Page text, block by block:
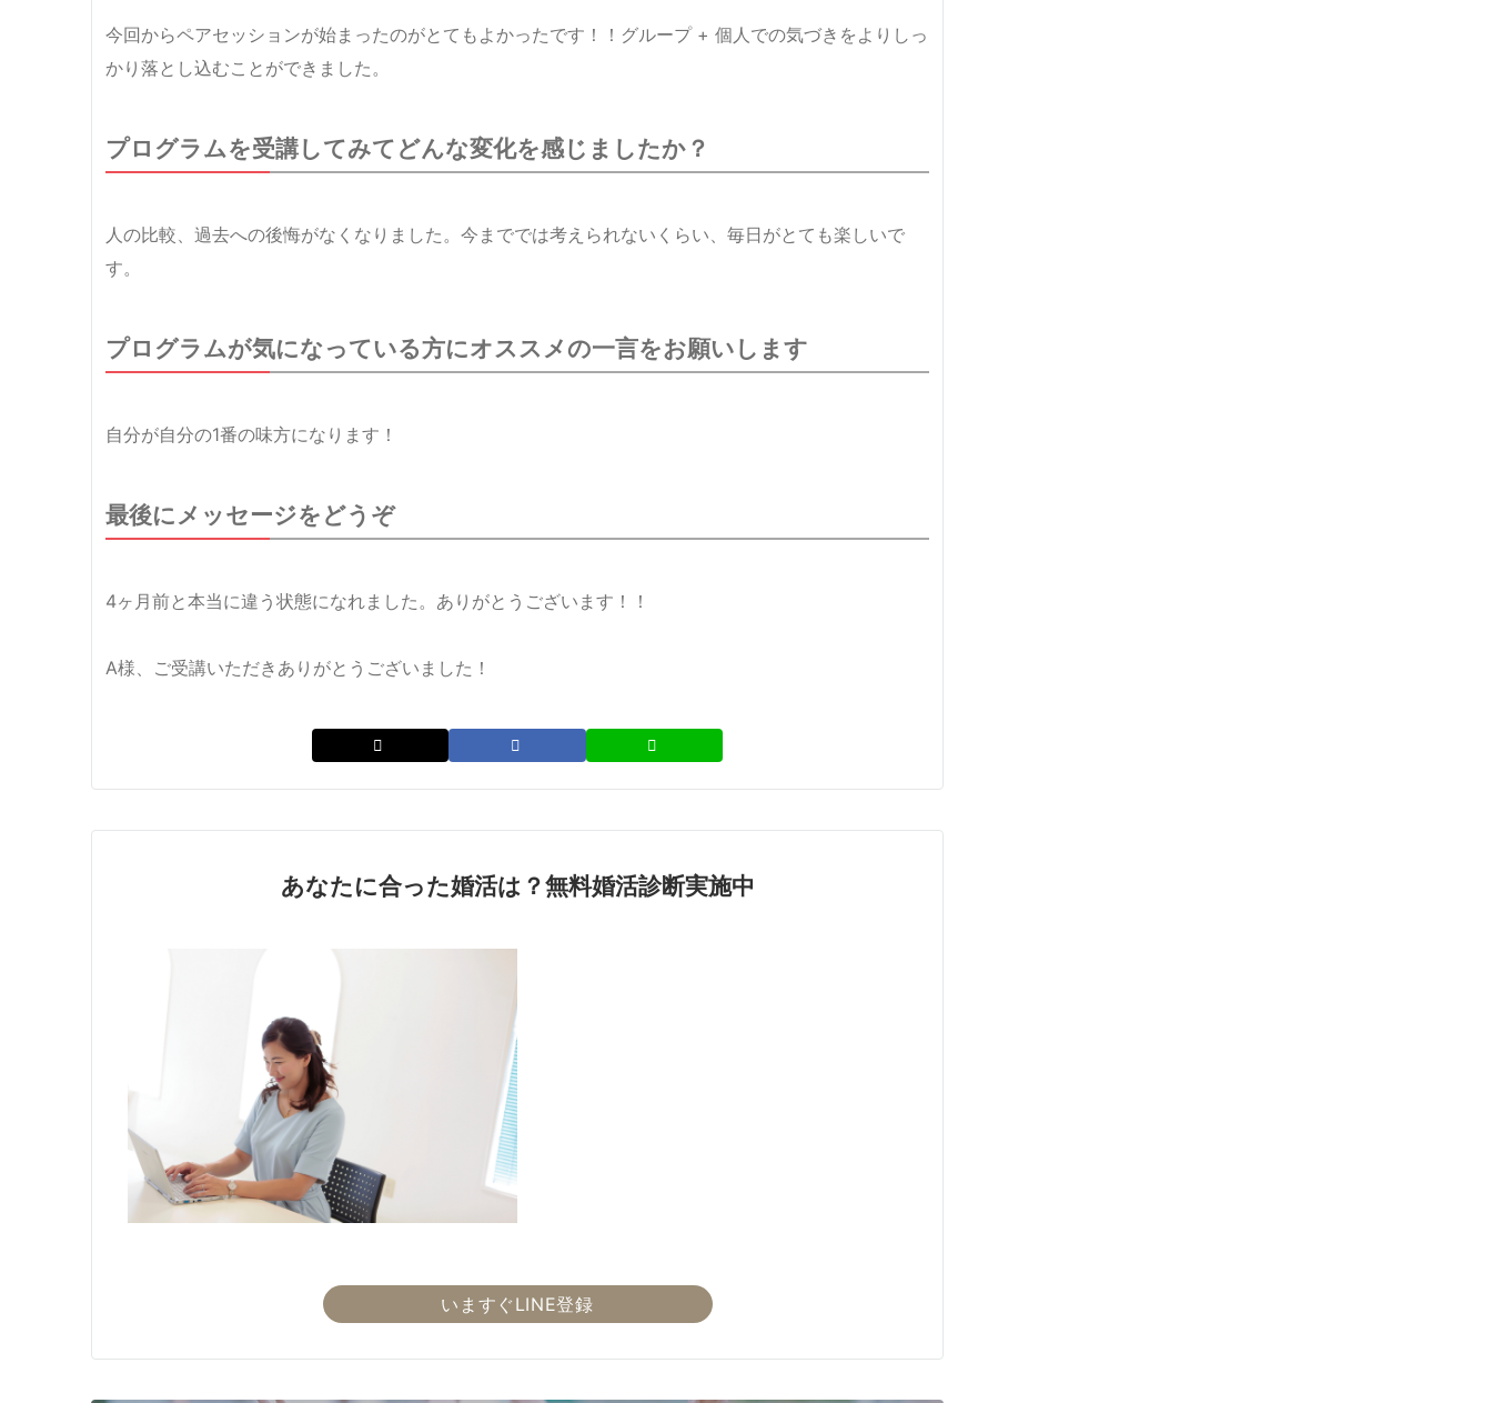
今回からペアセッションが始まったのがとてもよかったです！！グループ + 個人での気づきをよりしっ
かり落とし込むことができました。
プログラムを受講してみてどんな変化を感じましたか？
人の比較、過去への後悔がなくなりました。今まででは考えられないくらい、毎日がとても楽しいで
す。
プログラムが気になっている方にオススメの一言をお願いします
自分が自分の1番の味方になります！
最後にメッセージをどうぞ
4ヶ月前と本当に違う状態になれました。ありがとうございます！！
A様、ご受講いただきありがとうございました！
あなたに合った婚活は？無料婚活診断実施中
いますぐLINE登録